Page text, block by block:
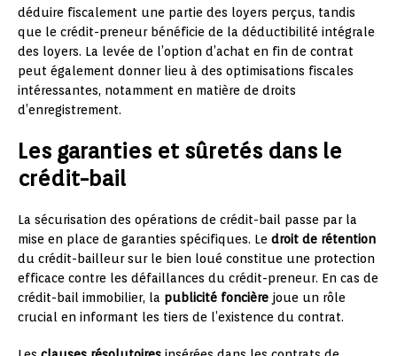
déduire fiscalement une partie des loyers perçus, tandis
que le crédit-preneur bénéficie de la déductibilité intégrale
des loyers. La levée de l’option d’achat en fin de contrat
peut également donner lieu à des optimisations fiscales
intéressantes, notamment en matière de droits
d’enregistrement.
Les garanties et sûretés dans le
crédit-bail
La sécurisation des opérations de crédit-bail passe par la
mise en place de garanties spécifiques. Le droit de rétention
du crédit-bailleur sur le bien loué constitue une protection
efficace contre les défaillances du crédit-preneur. En cas de
crédit-bail immobilier, la publicité foncière joue un rôle
crucial en informant les tiers de l’existence du contrat.